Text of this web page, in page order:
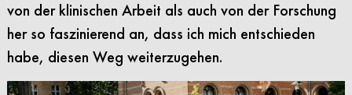
von der klinischen Arbeit als auch von der Forschung
her so faszinierend an, dass ich mich entschieden
habe, diesen Weg weiterzugehen.